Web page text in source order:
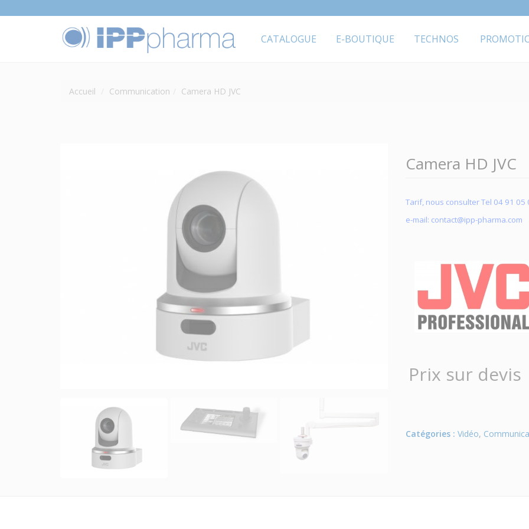
CATALOGUE E-BOUTIQUE TECHNOS
Accueil Communication Camera HD JVC
Camera HD JVC
Tarif, nous consulter Tel 04 91 05
e-mail: contact@ipp-pharma.com
Prix sur devis
Catégories : Vidéo,